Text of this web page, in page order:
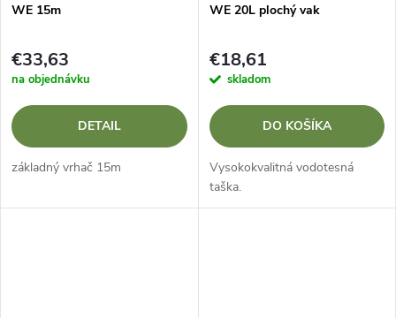
WE 15m
€33,63
na objednávku
DETAIL
základný vrhač 15m
WE 20L plochý vak
€18,61
skladom
DO KOŠÍKA
Vysokokvalitná vodotesná
taška.